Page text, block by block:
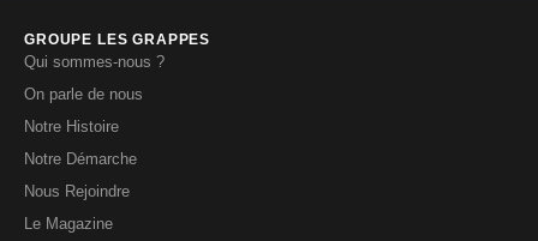
GROUPE LES GRAPPES
Qui sommes-nous ?
On parle de nous
Notre Histoire
Notre Démarche
Nous Rejoindre
Le Magazine